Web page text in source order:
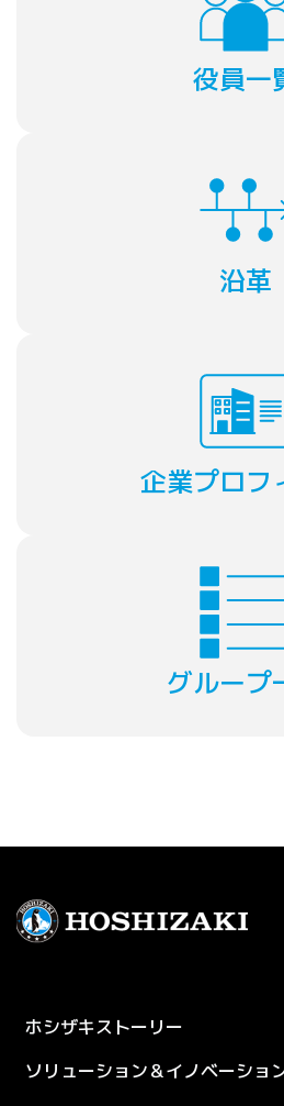
役員一
沿革
企業プロフ
グループ
Footer Menu
ホシザキストーリー
ソリューション＆イノベーショ